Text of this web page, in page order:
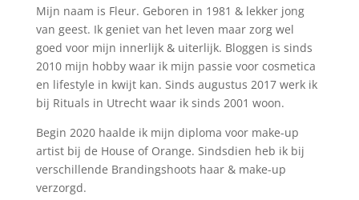
Mijn naam is Fleur. Geboren in 1981 & lekker jong
van geest. Ik geniet van het leven maar zorg wel
goed voor mijn innerlijk & uiterlijk. Bloggen is sinds
2010 mijn hobby waar ik mijn passie voor cosmetica
en lifestyle in kwijt kan. Sinds augustus 2017 werk ik
bij Rituals in Utrecht waar ik sinds 2001 woon.
Begin 2020 haalde ik mijn diploma voor make-up
artist bij de House of Orange. Sindsdien heb ik bij
verschillende Brandingshoots haar & make-up
verzorgd.